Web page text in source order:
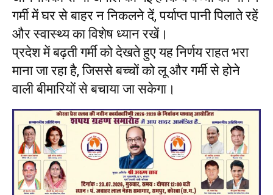
गर्मी में घर से बाहर न निकलने दें, पर्याप्त पानी पिलाते रहें
और स्वास्थ्य का विशेष ध्यान रखें।
प्रदेश में बढ़ती गर्मी को देखते हुए यह निर्णय राहत भरा
माना जा रहा है, जिससे बच्चों को लू और गर्मी से होने
वाली बीमारियों से बचाया जा सकेगा।